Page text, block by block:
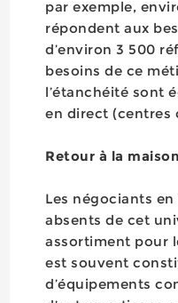
par exemple,
répondent aux
d’environ 3 500
besoins de ce
l’étanchéité sont
en direct (centres
Retour à la maison
Les négociants
absents de cet
assortiment pour
est souvent
d’équipements